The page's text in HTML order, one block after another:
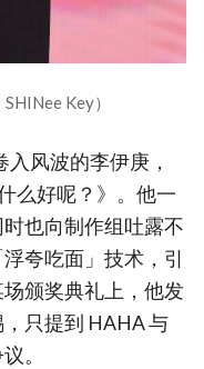
Key）
风波的李伊庚，
么好呢？》。他一
也向制作组吐露不
夸吃面」技术，引
颁奖典礼上，他发
只提到 HAHA 与
。